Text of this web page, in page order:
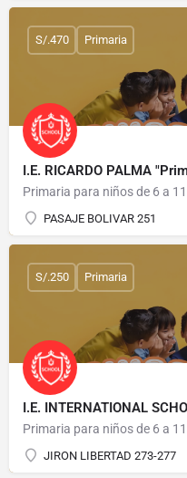
I.E. RICARDO PALMA
Primaria para niños de 6 a
PASAJE BOLIVAR 251
S/.470 Primaria
I.E. INTERNATIONAL
Primaria para niños de 6 a
JIRON LIBERTAD 273-277
S/.250 Primaria